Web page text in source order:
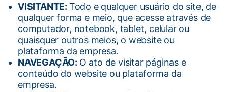
VISITANTE: Todo e qualquer usuário do site, de
qualquer forma e meio, que acesse através de
computador, notebook, tablet, celular ou
quaisquer outros meios, o website ou
plataforma da empresa.
NAVEGAÇÃO: O ato de visitar páginas e
conteúdo do website ou plataforma da
empresa.